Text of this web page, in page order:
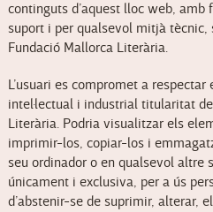
continguts d’aquest lloc web,
suport i per qualsevol mitjà tècnic,
Fundació Mallorca Literària.
L’usuari es compromet a
intel·lectual i industrial titularitat
Literària. Podria visualitzar els
imprimir-los, copiar-los i
seu ordinador o en qualsevol altre
únicament i exclusiva, per a ús
d’abstenir-se de suprimir, alterar,